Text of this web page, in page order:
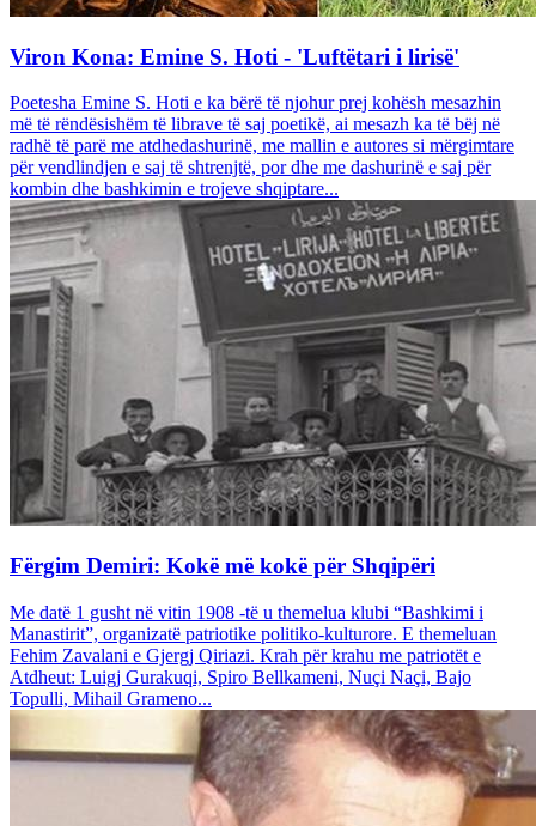
Viron Kona: Emine S. Hoti - 'Luftëtari i lirisë'
Poetesha Emine S. Hoti e ka bërë të njohur prej kohësh mesazhin
më të rëndësishëm të librave të saj poetikë, ai mesazh ka të bëj në
radhë të parë me atdhedashurinë, me mallin e autores si mërgimtare
për vendlindjen e saj të shtrenjtë, por dhe me dashurinë e saj për
kombin dhe bashkimin e trojeve shqiptare...
Fërgim Demiri: Kokë më kokë për Shqipëri
Me datë 1 gusht në vitin 1908 -të u themelua klubi “Bashkimi i
Manastirit”, organizatë patriotike politiko-kulturore. E themeluan
Fehim Zavalani e Gjergj Qiriazi. Krah për krahu me patriotët e
Atdheut: Luigj Gurakuqi, Spiro Bellkameni, Nuçi Naçi, Bajo
Topulli, Mihail Grameno...